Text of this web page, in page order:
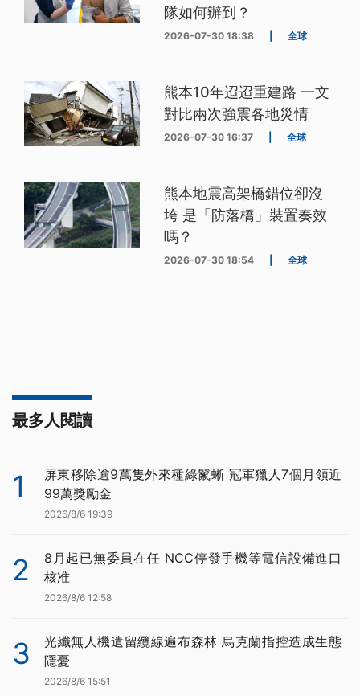
隊如何辦到？
2026-07-30 18:38 全球
熊本10年迢迢重建路 一文
對比兩次強震各地災情
2026-07-30 16:37 全球
熊本地震高架橋錯位卻沒
垮 是「防落橋」裝置奏效
嗎？
2026-07-30 18:54 全球
最多人閱讀
1
屏東移除逾9萬隻外來種綠鬣蜥 冠軍獵人7個月領近
99萬獎勵金
2026/8/6 19:39
2
8月起已無委員在任 NCC停發手機等電信設備進口
核准
2026/8/6 12:58
3
光纖無人機遺留纜線遍布森林 烏克蘭指控造成生態
隱憂
2026/8/6 15:51